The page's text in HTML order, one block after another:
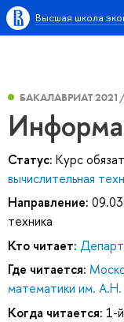
Высшая школа
БАКАЛАВРИАТ
Статус: Курс
вычислительная
Направление:
техника
Кто читает:
Где читается:
математики им. А.Н.
Когда читается: 1-